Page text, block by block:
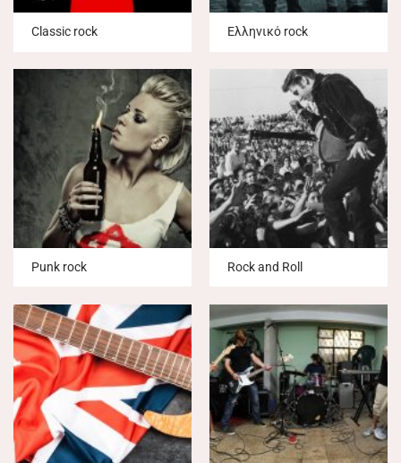
Classic rock Ελληνικό rock
Punk rock Rock and Roll